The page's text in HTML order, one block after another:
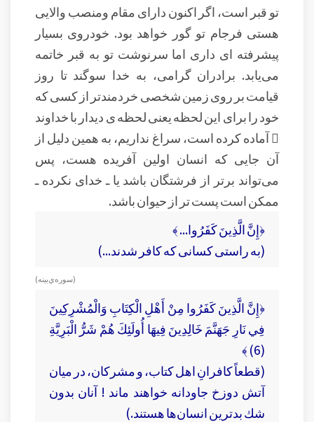
تو قبر است، اگر اکنون دارای مقام ومنصب والایی
هستی فرجام تو گور خواهد بود. خودروی بسیار
پیشرفته ای داری اما سرنوشت تو به قبر خاتمه
می‌یابد. برادران گرامی، به خدا سوگند تا روز
قیامت بر روی زمین شخصی خردمندتر از کسی که
خود را برای این لحظه یعنی لحظه ی دیدار با خداوند
 آماده کرده است، سراغ نداریم، به همین دلیل از
آن جایی که انسان اولین آفریده هست، پس
می‌تواند برتر از فرشتگان باشد یا ـ خدای نکرده ـ
ممکن است پست تر از حیوان باشد.
﴿إِنَّ الَّذِينَ كَفَرُوا... ﴾
(به راستی کسانی که کافر شدند...)
(سوره‌ي بينه )
﴿إِنَّ الَّذِينَ كَفَرُوا مِنْ أَهْلِ الْكِتَابِ وَالْمُشْرِكِينَ
فِي نَارِ جَهَنَّمَ خَالِدِينَ فِيهَا أُولَئِكَ هُمْ شَرُّ الْبَرِيَّةِ
(6) ﴾
(قطعاً كافرانِ اهل كتاب، و مشركان، در ميان
آتش دوزخ جاودانه خواهند ماند ! آنان بدون
شك بدترين انسان‌ها هستند.)